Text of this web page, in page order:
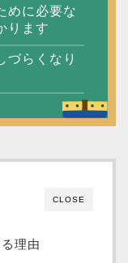
めに必要な
ります
づらくなり
CLOSE
理由